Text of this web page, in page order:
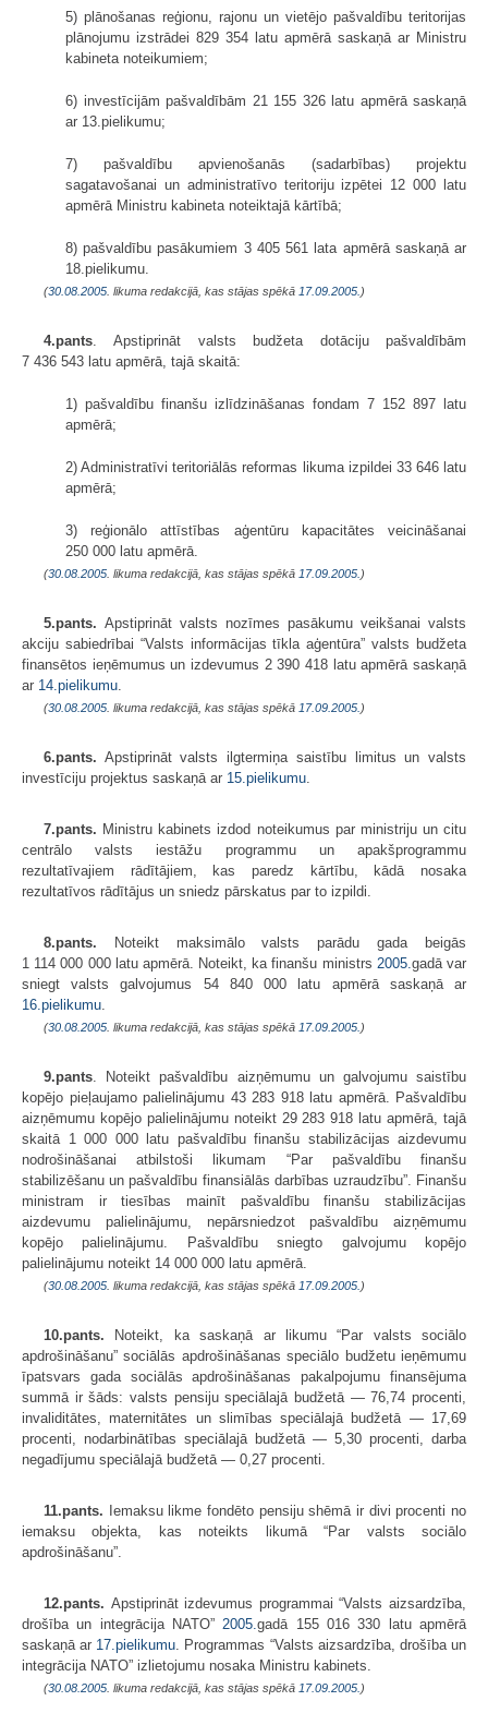
5) plānošanas reģionu, rajonu un vietējo pašvaldību teritorijas
plānojumu izstrādei 829 354 latu apmērā saskaņā ar Ministru
kabineta noteikumiem;
6) investīcijām pašvaldībām 21 155 326 latu apmērā saskaņā
ar 13.pielikumu;
7) pašvaldību apvienošanās (sadarbības) projektu
sagatavošanai un administratīvo teritoriju izpētei 12 000 latu
apmērā Ministru kabineta noteiktajā kārtībā;
8) pašvaldību pasākumiem 3 405 561 lata apmērā saskaņā ar
18.pielikumu.
(30.08.2005 . likuma redakcijā, kas stājas spēkā 17.09.2005. )
4.pants . Apstiprināt valsts budžeta dotāciju pašvaldībām
7 436 543 latu apmērā, tajā skaitā:
1) pašvaldību finanšu izlīdzināšanas fondam 7 152 897 latu
apmērā;
2) Administratīvi teritoriālās reformas likuma izpildei 33 646 latu
apmērā;
3) reģionālo attīstības aģentūru kapacitātes veicināšanai
250 000 latu apmērā.
(30.08.2005 . likuma redakcijā, kas stājas spēkā 17.09.2005. )
5.pants. Apstiprināt valsts nozīmes pasākumu veikšanai valsts
akciju sabiedrībai “Valsts informācijas tīkla aģentūra” valsts budžeta
finansētos ieņēmumus un izdevumus 2 390 418 latu apmērā saskaņā
ar 14.pielikumu
(30.08.2005 . likuma redakcijā, kas stājas spēkā 17.09.2005. )
6.pants. Apstiprināt valsts ilgtermiņa saistību limitus un valsts
investīciju projektus saskaņā ar 15.pielikumu
7.pants. Ministru kabinets izdod noteikumus par ministriju un citu
centrālo valsts iestāžu programmu un apakšprogrammu
rezultatīvajiem rādītājiem, kas paredz kārtību, kādā nosaka
rezultatīvos rādītājus un sniedz pārskatus par to izpildi.
8.pants. Noteikt maksimālo valsts parādu gada beigās
1 114 000 000 latu apmērā. Noteikt, ka finanšu ministrs 2005. gadā var
sniegt valsts galvojumus 54 840 000 latu apmērā saskaņā ar
16.pielikumu
(30.08.2005 . likuma redakcijā, kas stājas spēkā 17.09.2005. )
9.pants
Noteikt pašvaldību aizņēmumu un galvojumu saistību
kopējo pieļaujamo palielinājumu 43 283 918 latu apmērā. Pašvaldību
aizņēmumu kopējo palielinājumu noteikt 29 283 918 latu apmērā, tajā
skaitā 1 000 000 latu pašvaldību finanšu stabilizācijas aizdevumu
nodrošināšanai atbilstoši likumam “Par pašvaldību finanšu
stabilizēšanu un pašvaldību finansiālās darbības uzraudzību”. Finanšu
ministram ir tiesības mainīt pašvaldību finanšu stabilizācijas
aizdevumu palielinājumu, nepārsniedzot pašvaldību aizņēmumu
kopējo palielinājumu. Pašvaldību sniegto galvojumu kopējo
palielinājumu noteikt 14 000 000 latu apmērā.
(30.08.2005 . likuma redakcijā, kas stājas spēkā 17.09.2005. )
10.pants. Noteikt, ka saskaņā ar likumu “Par valsts sociālo
apdrošināšanu” sociālās apdrošināšanas speciālo budžetu ieņēmumu
īpatsvars gada sociālās apdrošināšanas pakalpojumu finansējuma
summā ir šāds: valsts pensiju speciālajā budžetā — 76,74 procenti,
invaliditātes, maternitātes un slimības speciālajā budžetā — 17,69
procenti, nodarbinātības speciālajā budžetā — 5,30 procenti, darba
negadījumu speciālajā budžetā — 0,27 procenti.
11.pants. Iemaksu likme fondēto pensiju shēmā ir divi procenti no
iemaksu objekta, kas noteikts likumā “Par valsts sociālo
apdrošināšanu”.
12.pants. Apstiprināt izdevumus pro­grammai “Valsts aizsardzība,
drošība un integrācija NATO” 2005.gadā 155 016 330 latu apmērā
saskaņā ar 17.pielikumu . Programmas “Valsts aizsardzība, drošība un
integrācija NATO” izlietojumu nosaka Ministru kabinets.
(30.08.2005 . likuma redakcijā, kas stājas spēkā 17.09.2005. )